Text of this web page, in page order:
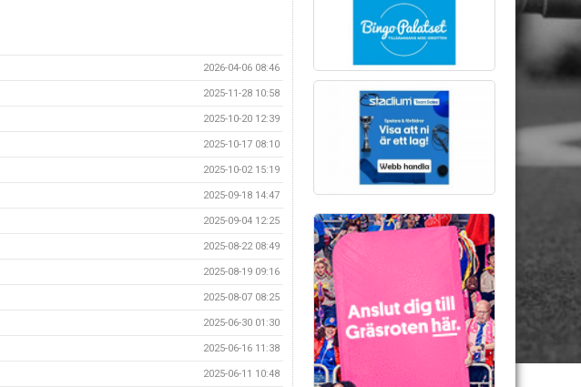
2026-04-06 08:46
2025-11-28 10:58
2025-10-20 12:39
2025-10-17 08:10
2025-10-02 15:19
2025-09-18 14:47
2025-09-04 12:25
2025-08-22 08:49
2025-08-19 09:16
2025-08-07 08:25
2025-06-30 01:30
2025-06-16 11:38
2025-06-11 10:48